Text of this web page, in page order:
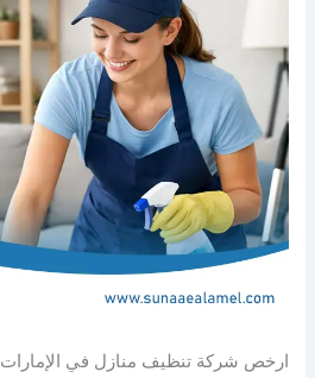
ارخص شركة تنظيف منازل في الإمارات